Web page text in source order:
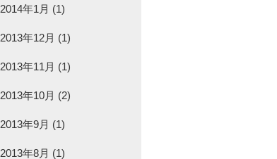
2014年1月 (1)
2013年12月 (1)
2013年11月 (1)
2013年10月 (2)
2013年9月 (1)
2013年8月 (1)